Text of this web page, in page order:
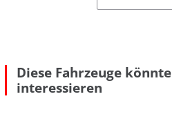
Diese Fahrzeuge
interessieren